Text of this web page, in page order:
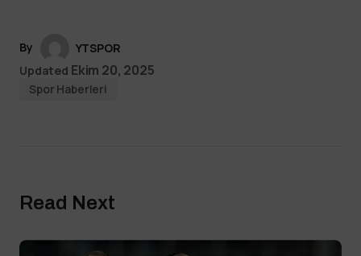
By
YTSPOR
Updated Ekim 20, 2025
Spor Haberleri
Read Next